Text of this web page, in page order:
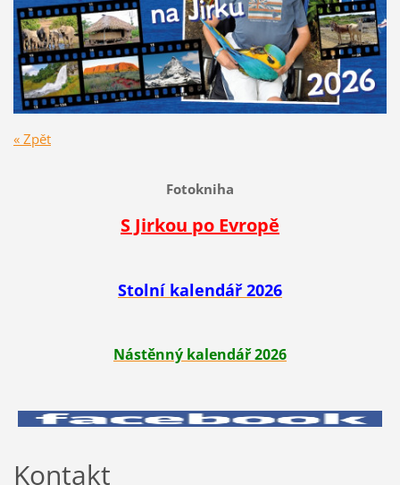
« Zpět
Fotokniha
S Jirkou po Evropě
Stolní kalendář 2026
Nástěnný kalendář 2026
Kontakt